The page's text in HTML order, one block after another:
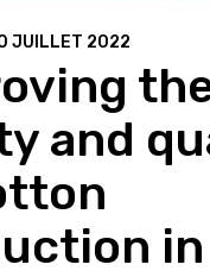
JUILLET 2022
and